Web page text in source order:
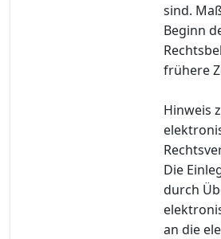
sind.
Beginn
frühere
Hinweis
Die
durch
an die